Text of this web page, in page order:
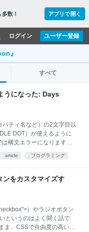
数！ アプリで開く
ユーザー登録
ログイン
』
すべて
うになった: Days
ティ名など）の2文字目以
DOT）が使えるように
構文エラーになります
const シン・ゴジラ =
になったのは、
15.1.0（2023年9月）に
文字の集まり）に中黒が
に使える文字は、
article プログラミング
ンをカスタマイズす
）やラジオボタン
というのはよく聞く話で
ま、CSSで自由度の高い装